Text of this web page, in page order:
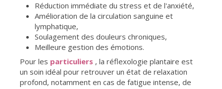
Réduction immédiate du stress et de l'anxiété,
Amélioration de la circulation sanguine et
lymphatique,
Soulagement des douleurs chroniques,
Meilleure gestion des émotions.
Pour les particuliers , la réflexologie plantaire est
un soin idéal pour retrouver un état de relaxation
profond, notamment en cas de fatigue intense, de